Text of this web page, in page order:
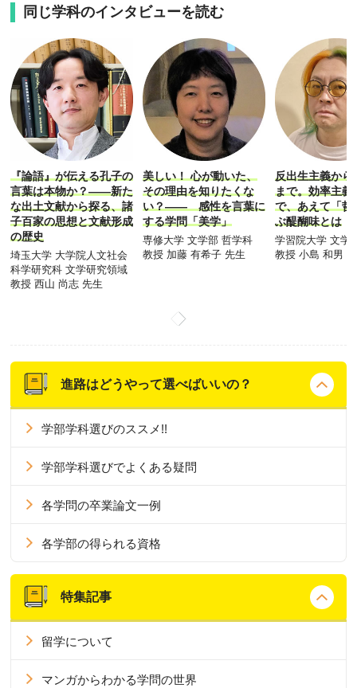
同じ学科のインタビューを読む
『論語』が伝える孔子の
言葉は本物か？――新た
な出土文献から探る、諸
子百家の思想と文献形成
の歴史
埼玉大学 大学院人文社会
科学研究科 文学研究領域
教授 西山 尚志 先生
美しい！ 心が動いた、
その理由を知りたくな
い？―― 感性を言葉に
する学問「美学」
専修大学 文学部 哲学科
教授 加藤 有希子 先生
反出生主義から
まで。効率主義
で、あえて「哲
ぶ醍醐味とは
学習院大学 文学
教授 小島 和男
進路はどうやって選べばいいの？
学部学科選びのススメ!!
学部学科選びでよくある疑問
各学問の卒業論文一例
各学部の得られる資格
特集記事
留学について
マンガからわかる学問の世界